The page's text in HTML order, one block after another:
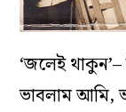
‘জলেই
ভাবলাম আমি,